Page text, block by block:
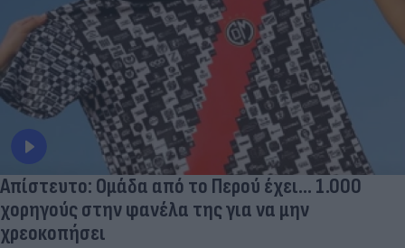
Απίστευτο: Ομάδα από το Περού έχει... 1.000
χορηγούς στην φανέλα της για να μην
χρεοκοπήσει